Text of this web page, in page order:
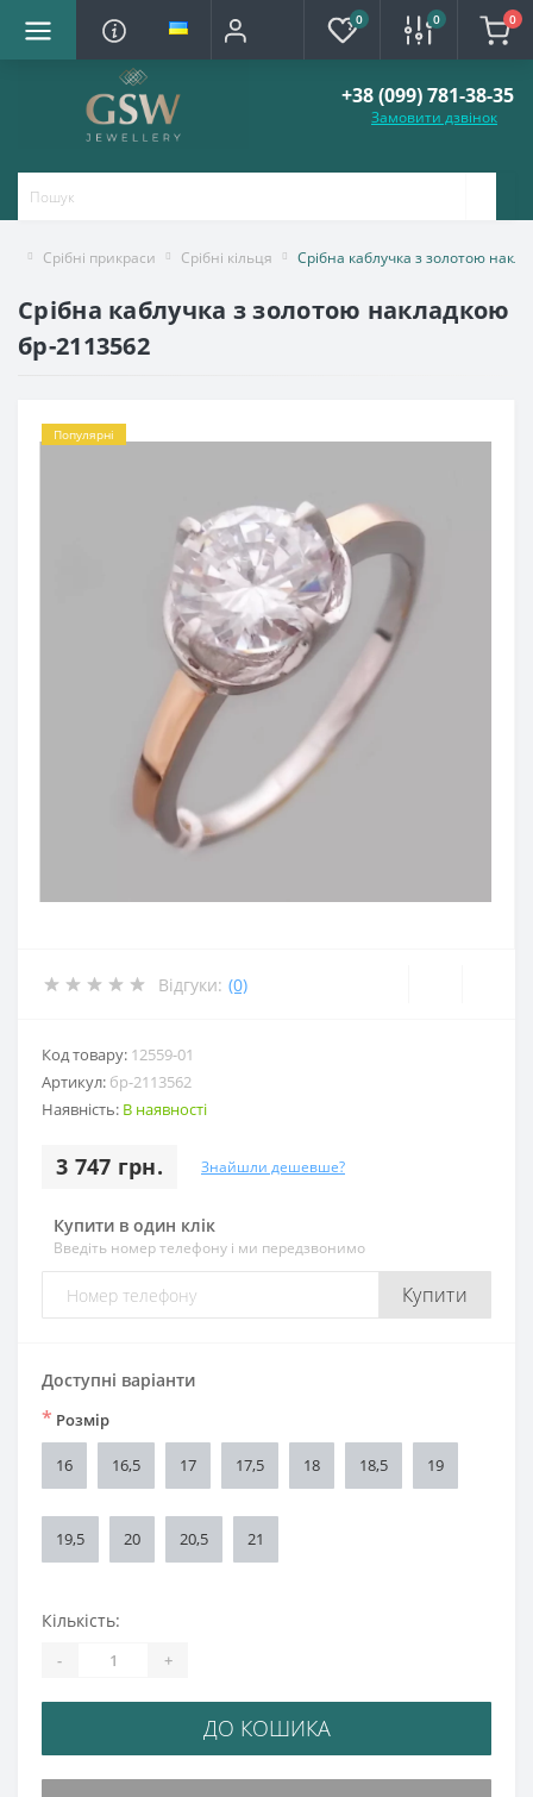
0 0 0
+38 (099) 781-38-35
Замовити дзвінок
Срібні прикраси Срібні кільця Срібна каблучка з золотою
Срібна каблучка з золотою накладкою
бр-2113562
Популярні
Відгуки: (0)
Код товару: 12559-01
Артикул: бр-2113562
Наявність: В наявності
3 747 грн. Знайшли дешевше?
Купити в один клік
Введіть номер телефону і ми передзвонимо
Купити
Доступні варіанти
* Розмір
16 16,5 17 17,5 18 18,5 19
19,5 20 20,5 21
Кількість:
- +
ДО КОШИКА